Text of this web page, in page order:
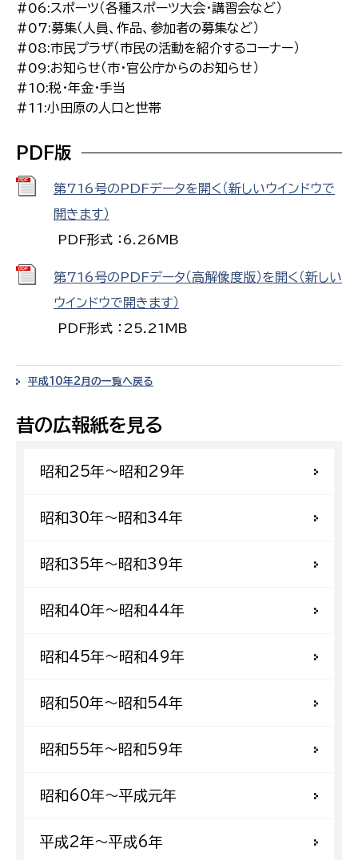
昔の広報紙を見る
昭和25年〜昭和29年
昭和30年〜昭和34年
昭和35年〜昭和39年
昭和40年〜昭和44年
昭和45年〜昭和49年
昭和50年〜昭和54年
昭和55年〜昭和59年
昭和60年〜平成元年
平成2年〜平成6年
#06:スポーツ（各種スポーツ大会・講習会など）
#07:募集（人員、作品、参加者の募集など）
#08:市民プラザ（市民の活動を紹介するコーナー）
#09:お知らせ（市・官公庁からのお知らせ）
#10:税・年金・手当
#11:小田原の人口と世帯
PDF版
第716号のPDFデータを開く（新しいウインドウで
開きます）
PDF形式 ：6.26MB
第716号のPDFデータ（高解像度版）を開く（新しい
ウインドウで開きます）
PDF形式 ：25.21MB
平成10年2月の一覧へ戻る